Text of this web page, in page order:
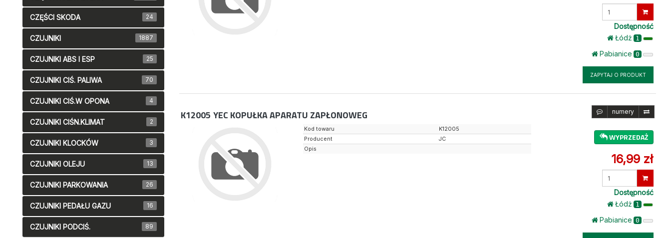
Dostępność
Łódż 1
Pabianice 0
ZAPYTAJ O PRODUKT
K12005 YEC KOPUŁKA APARATU ZAPŁONOWEG numery
WYPRZEDAŻ
16,99 zł
Dostępność
Łódż 1
Pabianice 0
Kod towaru
K12005
Producent
JC
Opis
CZĘŚCI SKODA 24
CZUJNIKI 1887
CZUJNIKI ABS I ESP 25
CZUJNIKI CIŚ. PALIWA 70
CZUJNIKI CIŚ.W OPONA 4
CZUJNIKI CIŚN.KLIMAT 2
CZUJNIKI KLOCKÓW 3
CZUJNIKI OLEJU 13
CZUJNIKI PARKOWANIA 26
CZUJNIKI PEDAŁU GAZU 16
CZUJNIKI PODCIŚ. 89